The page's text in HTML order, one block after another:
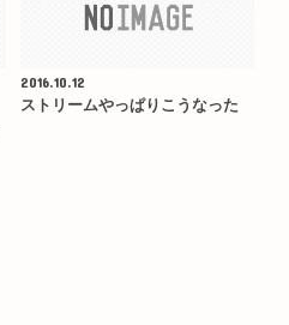
2016.10.12
ストリームやっぱりこうなった